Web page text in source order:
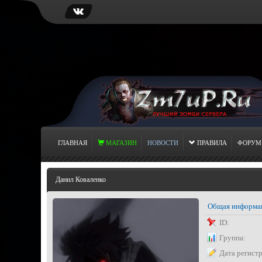
ГЛАВНАЯ МАГАЗИН НОВОСТИ ПРАВИЛА ФОРУМ
Данил Коваленко
Общая
ID:
Группа:
Дата